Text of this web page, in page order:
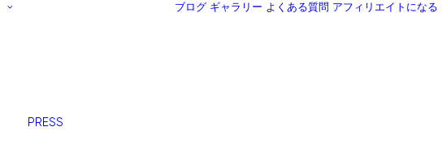
PRESS
ブログ ギャラリー よくある質問 アフィリエイトになる